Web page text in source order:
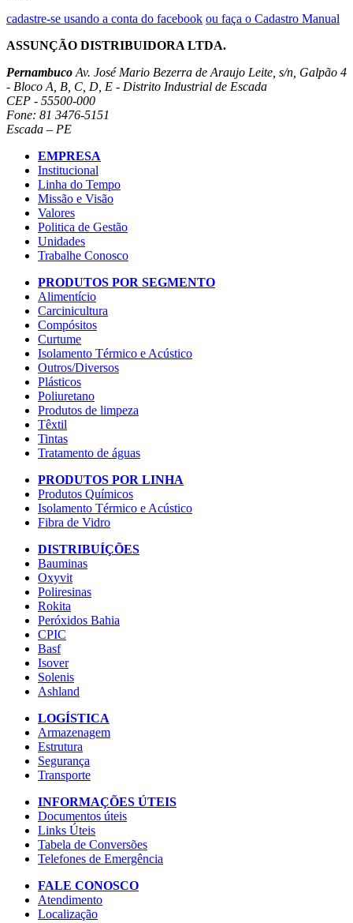
cadastre-se usando a conta do facebook ou faça o Cadastro Manual
ASSUNÇÃO DISTRIBUIDORA LTDA.
Pernambuco Av. José Mario Bezerra de Araujo Leite, s/n, Galpão 4
- Bloco A, B, C, D, E - Distrito Industrial de Escada
CEP - 55500-000
Fone: 81 3476-5151
Escada – PE
EMPRESA
Institucional
Linha do Tempo
Missão e Visão
Valores
Politica de Gestão
Unidades
Trabalhe Conosco
PRODUTOS POR SEGMENTO
Alimentício
Carcinicultura
Compósitos
Curtume
Isolamento Térmico e Acústico
Outros/Diversos
Plásticos
Poliuretano
Produtos de limpeza
Têxtil
Tintas
Tratamento de águas
PRODUTOS POR LINHA
Produtos Químicos
Isolamento Térmico e Acústico
Fibra de Vidro
DISTRIBUÍÇÕES
Bauminas
Oxyvit
Poliresinas
Rokita
Peróxidos Bahia
CPIC
Basf
Isover
Solenis
Ashland
LOGÍSTICA
Armazenagem
Estrutura
Segurança
Transporte
INFORMAÇÕES ÚTEIS
Documentos úteis
Links Úteis
Tabela de Conversões
Telefones de Emergência
FALE CONOSCO
Atendimento
Localização